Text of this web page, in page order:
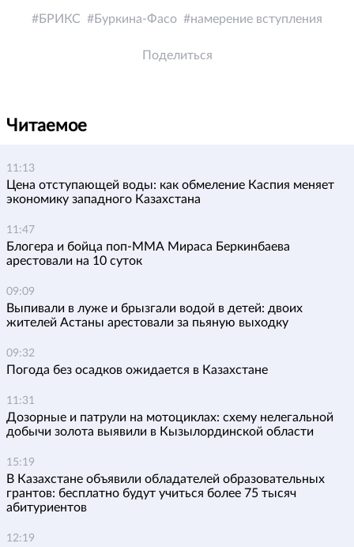
БРИКС Буркина-Фасо намерение вступления
Поделиться
Читаемое
11:13
Цена отступающей воды: как обмеление Каспия меняет
экономику западного Казахстана
11:47
Блогера и бойца поп-ММА Мираса Беркинбаева
арестовали на 10 суток
09:09
Выпивали в луже и брызгали водой в детей: двоих
жителей Астаны арестовали за пьяную выходку
09:32
Погода без осадков ожидается в Казахстане
11:31
Дозорные и патрули на мотоциклах: схему нелегальной
добычи золота выявили в Кызылординской области
15:19
В Казахстане объявили обладателей образовательных
грантов: бесплатно будут учиться более 75 тысяч
абитуриентов
12:19